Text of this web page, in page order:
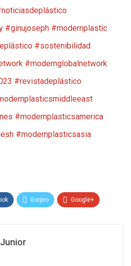
#ginujoseph #modernplastic
#sostenibilidad
#modernglobalnetwork
#revistadeplástico
#modernplasticsamerica
#modernplasticsasia
Gorjeo Google+